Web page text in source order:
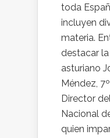
toda
incluyen
materia.
destacar
asturiano
Méndez,
Director
Nacional
quien